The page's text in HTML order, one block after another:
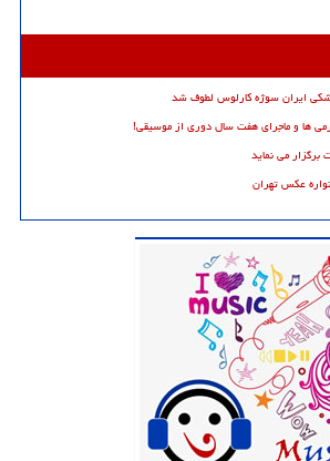
ایران سوژه کارلوس لطوف شد
ها و ماجرای هفت سال دوری از موسیقی!
می نماید
عکس تهران